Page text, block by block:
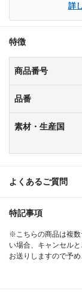
詳
特徴
商品番号
品番
素材・生産国
よくあるご質問
特記事項
※こちらの商品は複数
い場合、キャンセル
お送りしますので予め